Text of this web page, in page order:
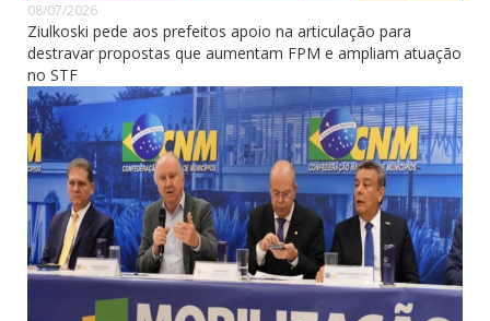
08/07/2026
Ziulkoski pede aos prefeitos apoio na articulação para
destravar propostas que aumentam FPM e ampliam atuação
no STF